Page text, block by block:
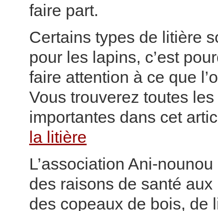
faire part.
Certains types de litière
pour les lapins, c’est
faire attention à ce que
Vous trouverez toutes
importantes dans cet
la litière
L’association Ani-
des raisons de santé aux
des copeaux de bois, de